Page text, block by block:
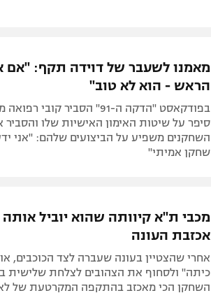
מאמנו לשעבר של דוידה תקף: "אם
הראש - הוא לא טוב"
בפודקאסט "הדקה ה-91" הסביר
סיפר על שיטות האימון האישיות שלו והסביר
השחקנים משפיע על הביצועים שלהם: "אני
שחקן אמיתי"
מכבי ת"א קיוותה שהוא יוביל
אכזבת העונה
אחרי שהצטיין בעונה שעברה לצד הכוכבים,
כיתה" ולסחוף את הצהובים לצלחת שלישית
השחקן הכי מאכזב בהתקפה המקרטעת של